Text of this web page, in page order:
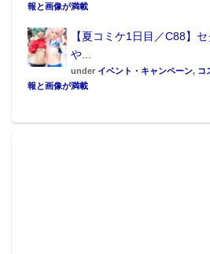
た今年以上に４Ｇ＋３Ｇの同時
MVNO SIMの使い方に広がりを
とはスマホと連携するＩｏＴ機
なってくるのじゃないでしょう
報と画像が満載
【夏コミケ1日目／C88】
や...
under イベント・キャンペーン, コ
報と画像が満載